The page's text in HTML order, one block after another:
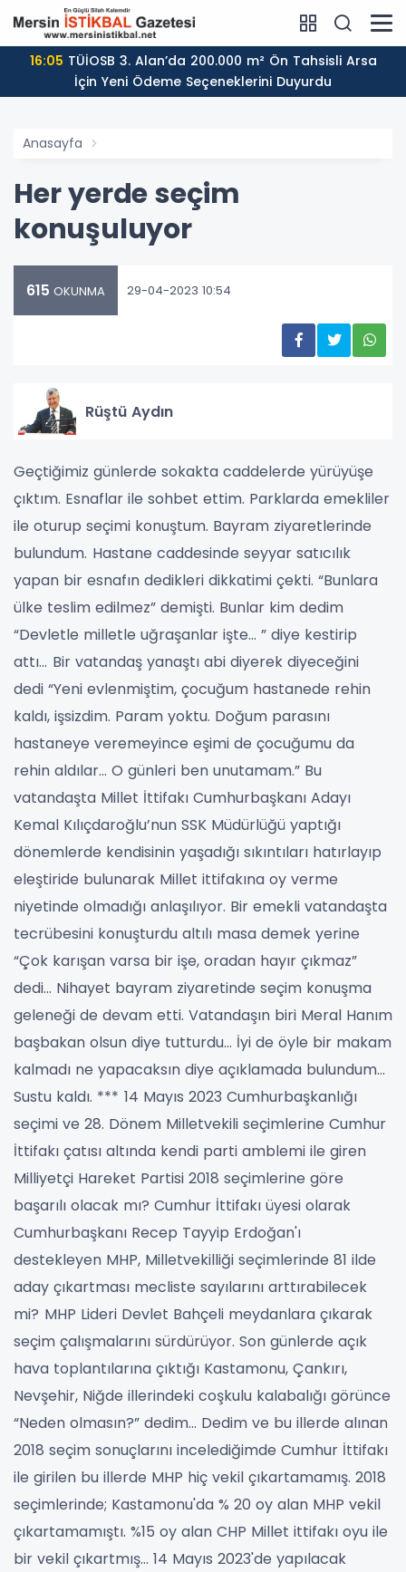
16:05
İçin Yeni Ödeme Seçeneklerini Duyurdu
Anasayfa
Her yerde seçim
konuşuluyor
615 OKUNMA 29-04-2023 10:54
Rüştü Aydın
Geçtiğimiz günlerde sokakta caddelerde yürüyüşe
çıktım. Esnaflar ile sohbet ettim. Parklarda emekliler
ile oturup seçimi konuştum. Bayram ziyaretlerinde
bulundum. Hastane caddesinde seyyar satıcılık
yapan bir esnafın dedikleri dikkatimi çekti. “Bunlara
ülke teslim edilmez” demişti. Bunlar kim dedim
“Devletle milletle uğraşanlar işte… ” diye kestirip
attı… Bir vatandaş yanaştı abi diyerek diyeceğini
dedi “Yeni evlenmiştim, çocuğum hastanede rehin
kaldı, işsizdim. Param yoktu. Doğum parasını
hastaneye veremeyince eşimi de çocuğumu da
rehin aldılar… O günleri ben unutamam.” Bu
vatandaşta Millet İttifakı Cumhurbaşkanı Adayı
Kemal Kılıçdaroğlu’nun SSK Müdürlüğü yaptığı
dönemlerde kendisinin yaşadığı sıkıntıları hatırlayıp
eleştiride bulunarak Millet ittifakına oy verme
niyetinde olmadığı anlaşılıyor. Bir emekli vatandaşta
tecrübesini konuşturdu altılı masa demek yerine
“Çok karışan varsa bir işe, oradan hayır çıkmaz”
dedi… Nihayet bayram ziyaretinde seçim konuşma
geleneği de devam etti. Vatandaşın biri Meral Hanım
başbakan olsun diye tutturdu… İyi de öyle bir makam
kalmadı ne yapacaksın diye açıklamada bulundum…
Sustu kaldı. *** 14 Mayıs 2023 Cumhurbaşkanlığı
seçimi ve 28. Dönem Milletvekili seçimlerine Cumhur
İttifakı çatısı altında kendi parti amblemi ile giren
Milliyetçi Hareket Partisi 2018 seçimlerine göre
başarılı olacak mı? Cumhur İttifakı üyesi olarak
Cumhurbaşkanı Recep Tayyip Erdoğan'ı
destekleyen MHP, Milletvekilliği seçimlerinde 81 ilde
aday çıkartması mecliste sayılarını arttırabilecek
mi? MHP Lideri Devlet Bahçeli meydanlara çıkarak
seçim çalışmalarını sürdürüyor. Son günlerde açık
hava toplantılarına çıktığı Kastamonu, Çankırı,
Nevşehir, Niğde illerindeki coşkulu kalabalığı görünce
“Neden olmasın?” dedim… Dedim ve bu illerde alınan
2018 seçim sonuçlarını incelediğimde Cumhur İttifakı
ile girilen bu illerde MHP hiç vekil çıkartamamış. 2018
seçimlerinde; Kastamonu'da % 20 oy alan MHP vekil
çıkartamamıştı. %15 oy alan CHP Millet ittifakı oyu ile
bir vekil çıkartmış… 14 Mayıs 2023'de yapılacak